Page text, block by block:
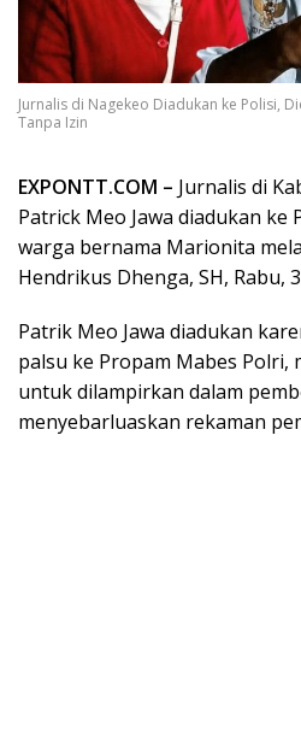
Jurnalis di Nagekeo Diadukan ke Polisi,
Tanpa Izin
EXPONTT.COM – Jurnalis di
Patrick Meo Jawa diadukan ke
warga bernama Marionita
Hendrikus Dhenga, SH, Rabu,
Patrik Meo Jawa diadukan
palsu ke Propam Mabes
untuk dilampirkan dalam
menyebarluaskan rekaman